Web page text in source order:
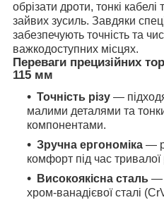
обрізати дроти, тонкі кабелі
зайвих зусиль. Завдяки
забезпечують точність та
важкодоступних місцях.
Переваги прецизійних
115 мм
Точність різу —
малими деталями та
компонентами.
Зручна ергономіка —
комфорт під час тривалої
Високоякісна сталь —
хром-ванадієвої сталі